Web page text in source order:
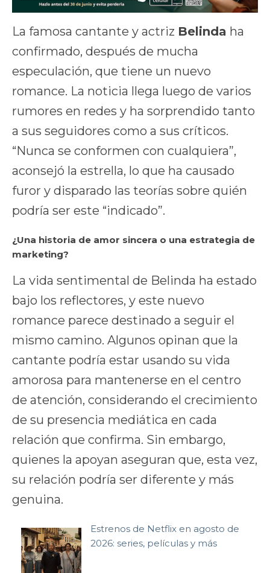
La famosa cantante y actriz Belinda ha
confirmado, después de mucha
especulación, que tiene un nuevo
romance. La noticia llega luego de varios
rumores en redes y ha sorprendido tanto
a sus seguidores como a sus críticos.
“Nunca se conformen con cualquiera”,
aconsejó la estrella, lo que ha causado
furor y disparado las teorías sobre quién
podría ser este “indicado”.
¿Una historia de amor sincera o una estrategia de
marketing?
La vida sentimental de Belinda ha estado
bajo los reflectores, y este nuevo
romance parece destinado a seguir el
mismo camino. Algunos opinan que la
cantante podría estar usando su vida
amorosa para mantenerse en el centro
de atención, considerando el crecimiento
de su presencia mediática en cada
relación que confirma. Sin embargo,
quienes la apoyan aseguran que, esta vez,
su relación podría ser diferente y más
genuina.
Estrenos de Netflix en agosto de
2026: series, películas y más